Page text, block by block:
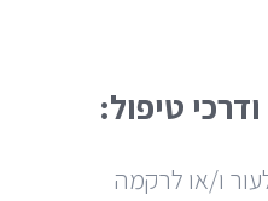
טיפול:
ו/או לרקמה